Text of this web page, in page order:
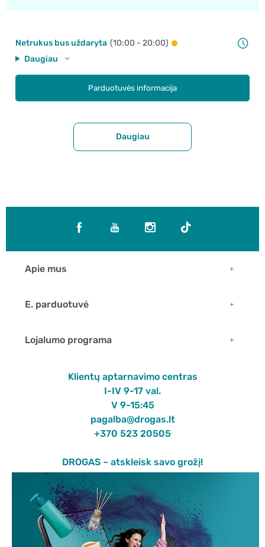
Netrukus bus uždaryta (10:00 - 20:00)
Daugiau
Parduotuvės informacija
Daugiau
Apie mus
E. parduotuvė
Lojalumo programa
Klientų aptarnavimo centras
I-IV 9-17 val.
V 9-15:45
pagalba@drogas.lt
+370 523 20505
DROGAS – atskleisk savo grožį!